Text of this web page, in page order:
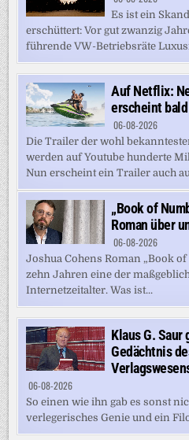
Es ist ein
erschüttert: Vor gut zwanzig
führende VW-Betriebsräte
Auf Netflix:
erscheint bald
06-08-2026
Die Trailer der wohl
werden auf Youtube hunderte
Nun erscheint ein Trailer auch
„Book of
Roman über
06-08-2026
Joshua Cohens Roman „Book
zehn Jahren eine der
Internetzeitalter. Was ist...
Klaus G. Saur
Gedächtnis
06-08-2026
So einen wie ihn gab es sonst
verlegerisches Genie und ein